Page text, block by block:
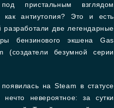
пристальным взглядом
как антиутопия? Это и есть
две легендарные
бензинового экшена Gas
(создатели безумной серии
на Steam в статусе
невероятное: за сутки